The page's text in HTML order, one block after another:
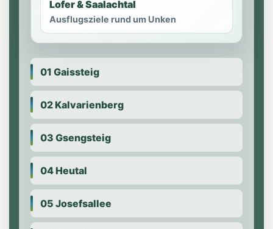
Lofer & Saalachtal
Ausflugsziele rund um Unken
01 Gaissteig
02 Kalvarienberg
03 Gsengsteig
04 Heutal
05 Josefsallee